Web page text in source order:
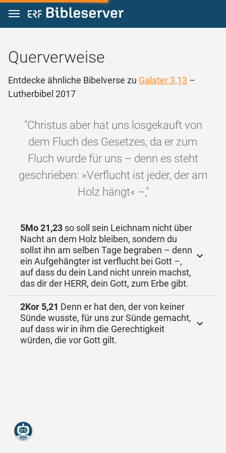
Zum Inhalt springen
Querverweise
Entdecke ähnliche Bibelverse zu Galater 3,13 –
Lutherbibel 2017
"Christus aber hat uns losgekauft von
dem Fluch des Gesetzes, da er zum
Fluch wurde für uns – denn es steht
geschrieben: »Verflucht ist jeder, der am
Holz hängt« –,"
5Mo 21,23 so soll sein Leichnam nicht über
Nacht an dem Holz bleiben, sondern du
sollst ihn am selben Tage begraben – denn
ein Aufgehängter ist verflucht bei Gott –,
auf dass du dein Land nicht unrein machst,
das dir der HERR, dein Gott, zum Erbe gibt.
2Kor 5,21 Denn er hat den, der von keiner
Sünde wusste, für uns zur Sünde gemacht,
auf dass wir in ihm die Gerechtigkeit
würden, die vor Gott gilt.